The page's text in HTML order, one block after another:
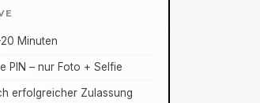
Minuten
PIN – nur Foto + Selfie
erfolgreicher Zulassung